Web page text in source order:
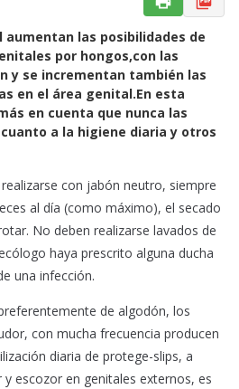
aumentan las posibilidades de
por hongos,con las
y se incrementan también las
en el área genital.En esta
en cuenta que nunca las
a la higiene diaria y otros
con jabón neutro, siempre
al día (como máximo), el secado
No deben realizarse lavados de
haya prescrito alguna ducha
una infección.
de algodón, los
con mucha frecuencia producen
diaria de protege-slips, a
escozor en genitales externos, es